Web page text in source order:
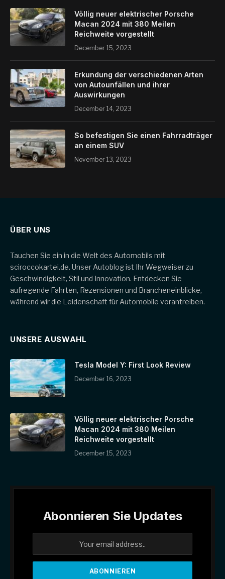
Völlig neuer elektrischer Porsche
Macan 2024 mit 380 Meilen
Reichweite vorgestellt
December 15, 2023
Erkundung der verschiedenen Arten
von Autounfällen und ihrer
Auswirkungen
December 14, 2023
So befestigen Sie einen Fahrradträger
an einem SUV
November 13, 2023
ÜBER UNS
Tauchen Sie ein in die Welt des Automobils mit
sciroccokartei.de. Unser Autoblog ist Ihr Wegweiser zu
Geschwindigkeit, Stil und Innovation. Entdecken Sie
aufregende Fahrten, Rezensionen und Brancheneinblicke,
während wir die Leidenschaft für Automobile vorantreiben.
UNSERE AUSWAHL
Tesla Model Y: First Look Review
December 16, 2023
Völlig neuer elektrischer Porsche
Macan 2024 mit 380 Meilen
Reichweite vorgestellt
December 15, 2023
Abonnieren Sie Updates